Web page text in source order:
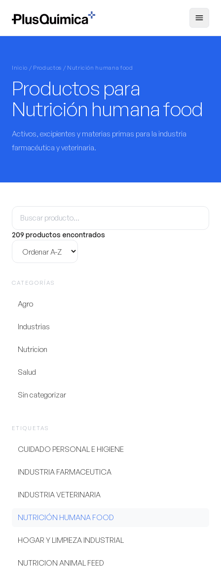
Inicio / Productos / Nutrición humana food
Productos para
Nutrición humana food
Activos, excipientes y materias primas para la industria
farmacéutica y veterinaria.
Buscar
producto
209 productos encontrados
Ordenar
CATEGORÍAS
Agro
Industrias
Nutricion
Salud
Sin categorizar
ETIQUETAS
CUIDADO PERSONAL E HIGIENE
INDUSTRIA FARMACEUTICA
INDUSTRIA VETERINARIA
NUTRICIÓN HUMANA FOOD
HOGAR Y LIMPIEZA INDUSTRIAL
NUTRICION ANIMAL FEED